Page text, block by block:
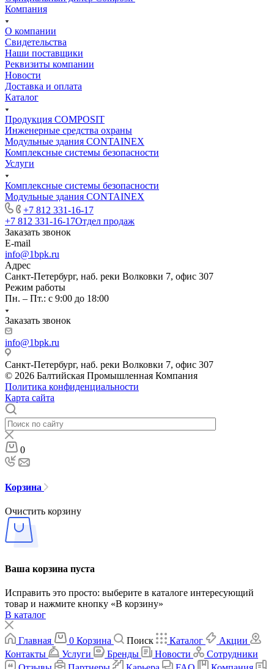
Компания
О компании
Свидетельства
Наши поставщики
Реквизиты компании
Новости
Доставка и оплата
Каталог
Продукция COMPOSIT
Инженерные средства охраны
Модульные здания CONTAINEX
Комплексные системы безопасности
Услуги
Комплексные системы безопасности
Модульные здания CONTAINEX
+7 812 331-16-17
+7 812 331-16-17Отдел продаж
Заказать звонок
E-mail
info@1bpk.ru
Адрес
Санкт-Петербург, наб. реки Волковки 7, офис 307
Режим работы
Пн. – Пт.: с 9:00 до 18:00
Заказать звонок
info@1bpk.ru
Санкт-Петербург, наб. реки Волковки 7, офис 307
© 2026 Балтийская Промышленная Компания
Политика конфиденциальности
Карта сайта
0
Корзина
Очистить корзину
Ваша корзина пуста
Исправить это просто: выберите в каталоге интересующий
товар и нажмите кнопку «В корзину»
В каталог
Главная 0 Корзина Поиск Каталог
Акции
Контакты
Услуги Бренды Новости
Сотрудники